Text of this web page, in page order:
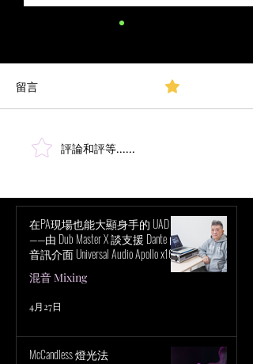
Marc Urselli： VENUE | S6L 混音
留言
評論和評等......
在PA現場也能大顯身手的 UAD！
——由 Dub Master X 談支援 Dante 的
音訊介面 Universal Audio Apollo x16D
的魅力
混音 Mixing
4月27日
McCandless 燈光法